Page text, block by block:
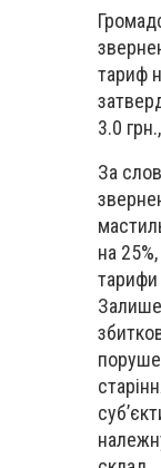
тариф
3.0
За
на
тарифи